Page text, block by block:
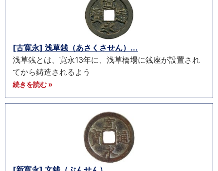
[古寛永] 浅草銭（あさくさせん）...
浅草銭とは、寛永13年に、浅草橋場に銭座が設置され
てから鋳造されるよう
続きを読む »